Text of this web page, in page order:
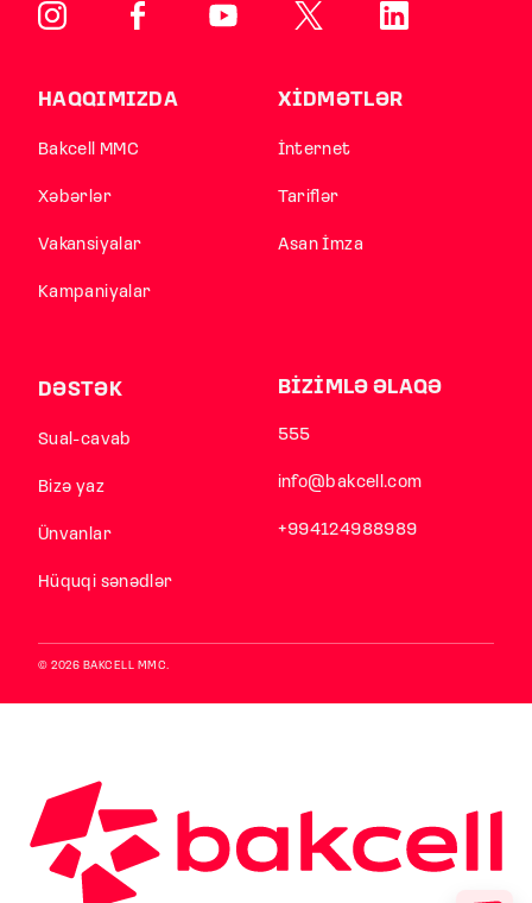
HAQQIMIZDA
Bakcell MMC
Xəbərlər
Vakansiyalar
Kampaniyalar
XİDMƏTLƏR
İnternet
Tariflər
Asan İmza
DƏSTƏK
Sual-cavab
Bizə yaz
Ünvanlar
Hüquqi sənədlər
BİZİMLƏ ƏLAQƏ
555
info@bakcell.com
+994124988989
© 2026 BAKCELL MMC.